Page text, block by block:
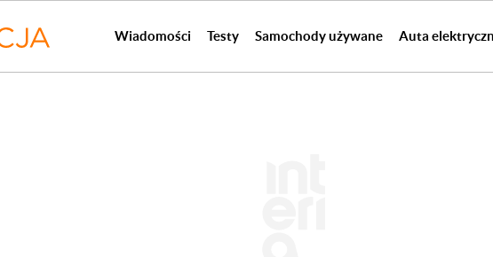
Wiadomości Testy Samochody używane Auta